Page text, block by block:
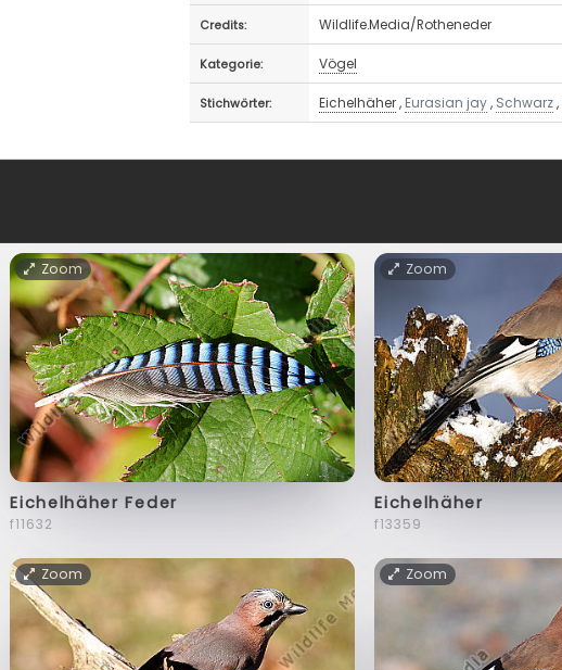
Credits: Wildlife.Media/Rotheneder
Kategorie: Vögel
Stichwörter: Eichelhäher, Eurasian jay, Schwarz,
Zoom
Eichelhäher Feder
f11632
Zoom
Eichelhäher
f13359
Zoom Zoom